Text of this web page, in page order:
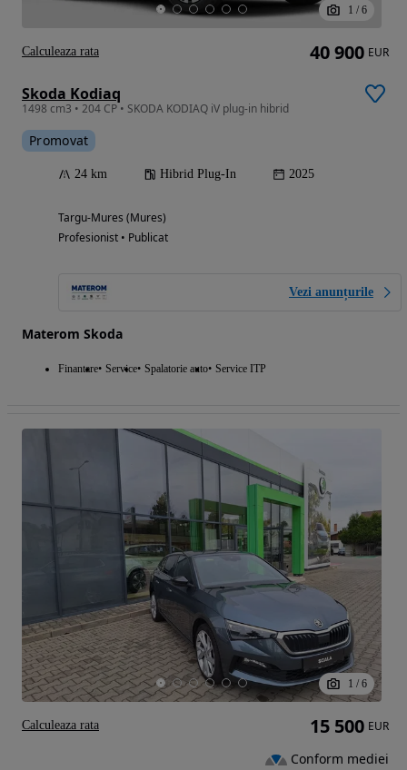
1 / 6
Skoda Kodiaq
1498 cm3 • 204 CP • SKODA KODIAQ iV plug-in hibrid
Promovat
24 km Hibrid Plug-In 2025
Targu-Mures (Mures)
Profesionist • Publicat
Vezi anunțurile
Materom Skoda
Finantare Service Spalatorie auto Service ITP
40 900 EUR
Calculeaza rata
1 / 6
15 500 EUR
Conform mediei
Calculeaza rata